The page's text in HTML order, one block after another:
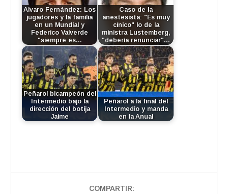
Alvaro Fernández: Los
jugadores y la familia
en un Mundial y
Federico Valverde
"siempre es…
Caso de la
anestesista: "Es muy
cínico" lo de la
ministra Lustemberg,
"debería renunciar"…
Peñarol bicampeón del
Intermedio bajo la
dirección del botija
Jaime
Peñarol a la final del
Intermedio y manda
en la Anual
COMPARTIR: